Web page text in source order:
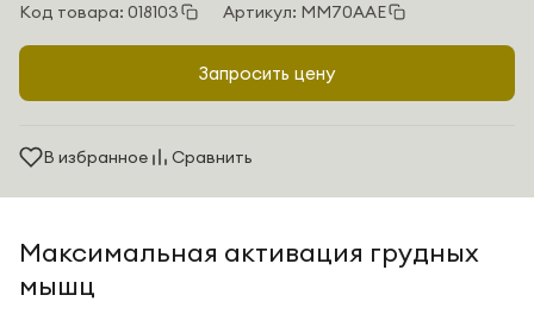
рычаги развивают силу симметрично, а автоматическая
подстройка сиденья и амплитуды под рост и подвижность
делает тренировку безопасной и эффективной.
Электроника подбирает сопротивление и показывает
обратную связь в реальном времени.
Код товара: 018103 Артикул: MM70AAE
Запросить цену
В избранное Сравнить
Максимальная активация грудных
мышц